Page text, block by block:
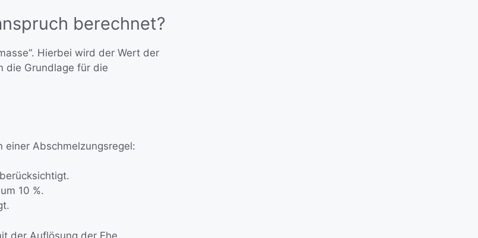
berechnet?
Hierbei wird der Wert der
die Grundlage für die
einer Abschmelzungsregel:
10 %.
der Auflösung der Ehe.